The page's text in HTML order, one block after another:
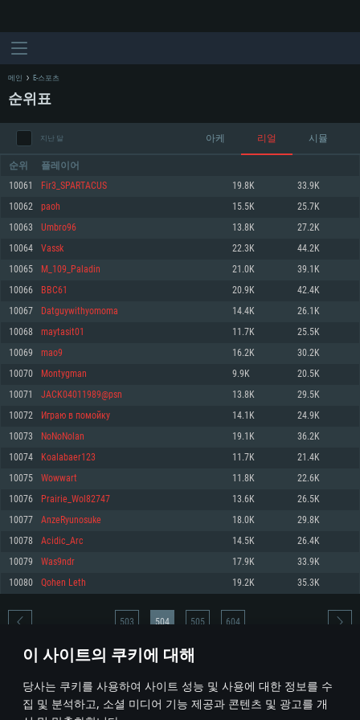
이 사이트의 쿠키에 대해
당사는 쿠키를 사용하여 사이트 성능 및 사용에 대한 정보를 수
집 및 분석하고, 소셜 미디어 기능 제공과 콘텐츠 및 광고를 개
시스템 요구사항
최소사양
운영체제: Windows 10 (64 bit)
프로세서: 2.2 GHz 듀얼코어 이상
메모리: 4GB
그래픽 카드: DirectX 11 이상을 지원하는 AMD Radeon 77XX / NVIDIA
GeForce GT 660. 최소 사양 해상도: 720p
네트워크: 브로드밴드 인터넷
여유 저장 공간: 22.1 GB (최소 클라이언트)
권장 사양
570 혹은 그 이상
여유 저장 공간: 62.2 GB (전체 클라이언트)
최소사양
운영체제: Mac OS Big Sur 11.0
프로세서: 최소 2.2 GHz의 Core i5 (Intel Xeon 은 지원하지 않습니다)
메모리: 6 GB
그래픽 카드: Metal 을 지원하는 Intel Iris Pro 5200 (Mac), 혹은 이와 비슷한 성
능을 가지는 Mac 버전의 AMD/Nvidia. 최소 해상도: 720p
네트워크: 브로드밴드 인터넷
여유 저장 공간: 22.1 GB (최소 클라이언트)
권장 사양
네트워크: 브로드밴드 인터넷
여유 저장 공간: 62.2 GB (전체 클라이언트)
최소사양
운영체제: 64bit Linux 중 최신 버전
프로세서: 2.4 GHz 듀얼코어
메모리: 4 GB
그래픽 카드: Vulkan 을 지원하고, 최신 그래픽 드라이버를 지원하는 NVIDIA
660 (6개월 미만) 혹은 그와 동급의 성능을 가지며 최신 그래픽 드라이버를 지
원하는 AMD (6개월 미만; 최소사양 지원 해상도 720p)
네트워크: 브로드밴드 인터넷
여유 저장 공간: 22.1 GB (최소 클라이언트)
권장 사양
운영체제: Ubuntu 20.04 64bit
프로세서: Intel Core i7
메모리: 16 GB
그래픽 카드: Vulkan 을 지원하고, 최신 그래픽 드라이버를 지원하는 NVIDIA
1060 (6개월 미만) 혹은 그와 동급의 성능을 가지며 최신 그래픽 드라이버를
지원하는 AMD RX 570 (6개월 미만; 최소사양 지원 해상도 720p) 이상
여유 저장 공간: 62.2 GB (전체 클라이언트)
메인 E-스포츠
순위표
지난 달 아케 리얼 시뮬
순위 플레이어
10061 Fir3_SPARTACUS 19.8K 33.9K
10062 paoh 15.5K 25.7K
10063 Umbro96 13.8K 27.2K
10064 Vassk 22.3K 44.2K
10065 M_109_Paladin 21.0K 39.1K
10066 BBC61 20.9K 42.4K
10067 Datguywithyomoma 14.4K 26.1K
10068 maytasit01 11.7K 25.5K
10069 mao9 16.2K 30.2K
10070 Montygman 9.9K 20.5K
10071 JACK04011989@psn 13.8K 29.5K
10072 Играю в помойку 14.1K 24.9K
10073 NoNoNolan 19.1K 36.2K
10074 Koalabaer123 11.7K 21.4K
10075 Wowwart 11.8K 22.6K
10076 Prairie_Wol82747 13.6K 26.5K
10077 AnzeRyunosuke 18.0K 29.8K
10078 Acidic_Arc 14.5K 26.4K
10079 Was9ndr 17.9K 33.9K
10080 Qohen Leth 19.2K 35.3K
* 순위표는 매일 1회 갱신됩니다
503 504 505 604